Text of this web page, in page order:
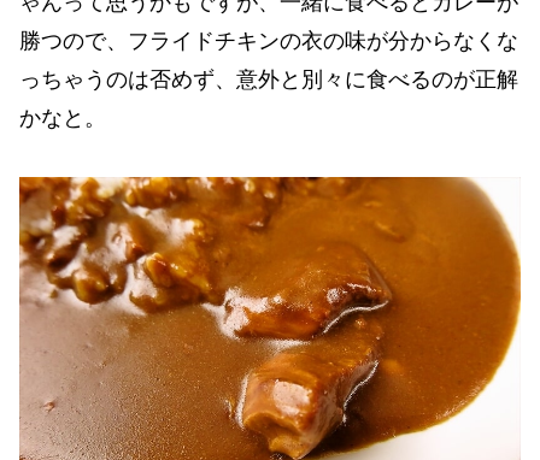
勝つので、フライドチキンの衣の味が分からなくな
っちゃうのは否めず、意外と別々に食べるのが正解
かなと。